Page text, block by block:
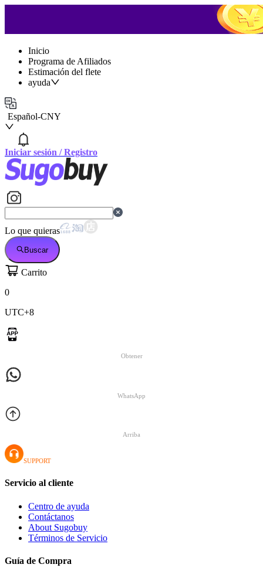
Inicio
Programa de Afiliados
Estimación del flete
ayuda
Español-CNY
Iniciar sesión /Registro
Lo que quieras
Buscar
Carrito
0
UTC+8
Obtener
WhatsApp
Arriba
SUPPORT
Servicio al cliente
Centro de ayuda
Contáctanos
About Sugobuy
Términos de Servicio
Guía de Compra